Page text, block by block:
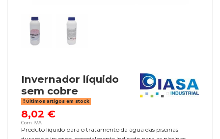
Invernador líquido
sem cobre
Últimos artigos em stock
8,02 €
Com IVA
Produto líquido para o tratamento da água das piscinas